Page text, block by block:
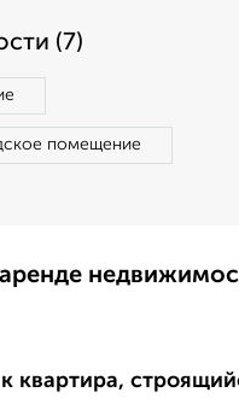
(7)
помещение
квартира,